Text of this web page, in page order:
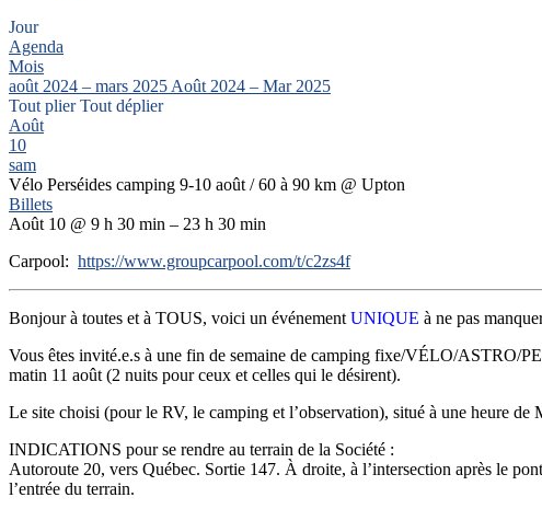
Jour
Agenda
Mois
août 2024 – mars 2025 Août 2024 – Mar 2025
Tout plierTout déplier
Août
10
sam
Vélo Perséides camping 9-10 août / 60 à 90 km @ Upton
Billets
Août 10 @ 9 h 30 min – 23 h 30 min
Carpool: https://www.groupcarpool.com/t/c2zs4f
Bonjour à toutes et à TOUS, voici un événement UNIQUE à ne pas
Vous êtes invité.e.s à une fin de semaine de camping fixe/VÉLO/ASTRO/
matin 11 août (2 nuits pour ceux et celles qui le désirent).
Le site choisi (pour le RV, le camping et l’observation), situé à une heure
INDICATIONS pour se rendre au terrain de la Société :
Autoroute 20, vers Québec. Sortie 147. À droite, à l’intersection après le
l’entrée du terrain.